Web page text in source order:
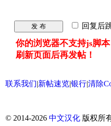
发 布 回复后
你的浏览器不支持js脚
刷新页面后再发帖！
联系我们|新帖速览|银行|清除
© 2014-2026 中文汉化 版权所